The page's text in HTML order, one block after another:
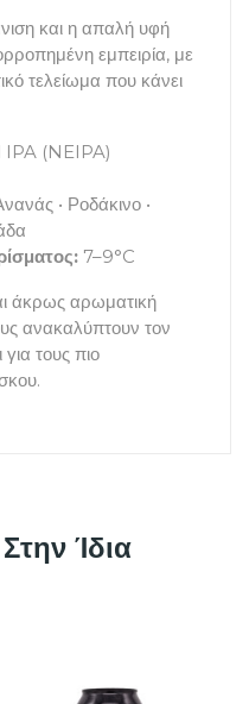
και η απαλή υφή
εμπειρία, με
τελείωμα που κάνει
(NEIPA)
• Ροδάκινο •
7–9°C
άκρως αρωματική
ανακαλύπτουν τον
τους πιο
Ίδια